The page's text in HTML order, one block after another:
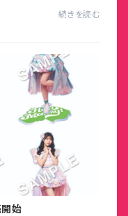
続きを読む
始